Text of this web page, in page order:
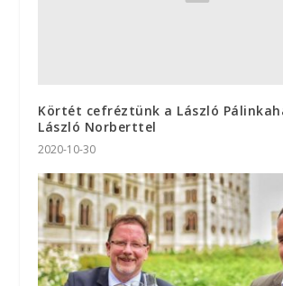
Körtét cefréztünk a László
László Norberttel
2020-10-30